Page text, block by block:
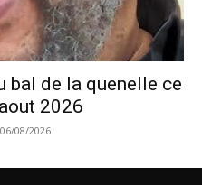
bal de la quenelle ce
2026
06/08/2026